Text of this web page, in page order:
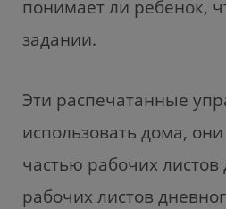
понимает ли ребенок,
задании.
Эти распечатанные
использовать дома,
частью рабочих листов
рабочих листов